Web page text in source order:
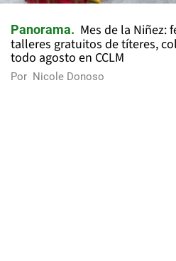
Panorama
Mes de la Niñez:
talleres gratuitos de títeres,
todo agosto en CCLM
Por Nicole Donoso